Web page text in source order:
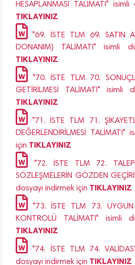
HESAPLANMASI TALİMATI"
TIKLAYINIZ
"69. İSTE TLM 69. SATIN
DONANIM) TALİMATI" isimli
TIKLAYINIZ
"70. İSTE TLM 70.
GETİRİLMESİ TALİMATI" isimli
TIKLAYINIZ
"71. İSTE TLM 71.
DEĞERLENDİRİLMESİ
için TIKLAYINIZ
"72. İSTE TLM 72.
SÖZLEŞMELERİN GÖZDEN
dosyayı indirmek için TIKLAYINIZ
"73. İSTE TLM 73. UYGUN
KONTROLÜ TALİMATI" isimli
TIKLAYINIZ
"74. İSTE TLM 74.
dosyayı indirmek için TIKLAYINIZ